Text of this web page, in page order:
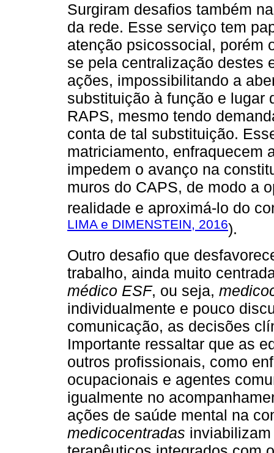
Surgiram desafios também
da rede. Esse serviço tem
atenção psicossocial, porém
se pela centralização destes
ações, impossibilitando a
substituição à função e lugar
RAPS, mesmo tendo
conta de tal substituição.
matriciamento, enfraquecem
impedem o avanço na
muros do CAPS, de modo a
realidade e aproximá-lo do
LIMA e DIMENSTEIN, 2016).
Outro desafio que
trabalho, ainda muito
médico ESF, ou seja,
individualmente e pouco
comunicação, as decisões
Importante ressaltar que as
outros profissionais, como
ocupacionais e agentes
igualmente no
ações de saúde mental na
medicocentradas